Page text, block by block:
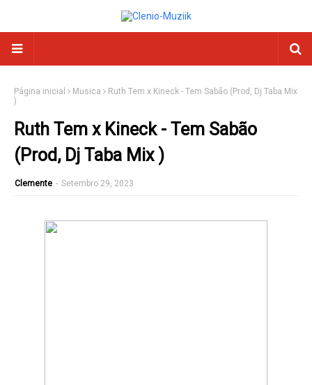
Página inicial Musica
Ruth Tem x Kineck - Tem Sabão (Prod, Dj Taba Mix
)
Ruth Tem x Kineck - Tem Sabão
(Prod, Dj Taba Mix )
Clemente - Setembro 29, 2023